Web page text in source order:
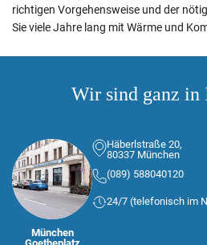
richtigen Vorgehensweise und der
Sie viele Jahre lang mit Wärme und
Wir sind ganz in
München
Häberlstraße 20,
80337 München
(089) 588040120
24/7 (telefonisch im